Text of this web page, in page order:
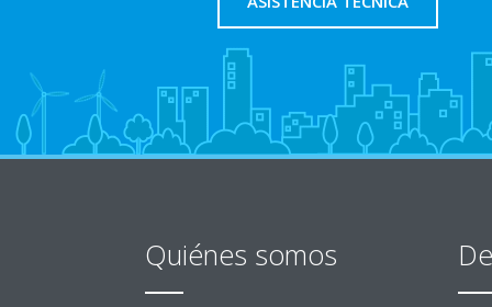
Quiénes somos